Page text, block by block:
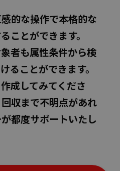
的な操作で本格的な
ことができます。
者も属性条件から検
ることができます。
成してみてくださ
収まで不明点があれ
都度サポートいたし